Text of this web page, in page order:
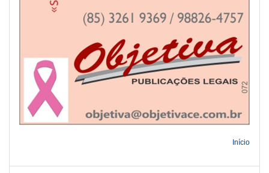
Início